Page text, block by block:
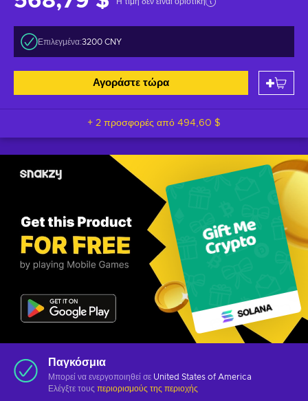
Επιλεγμένα:3200 CNY
Αγοράστε τώρα
+ 2 προσφορές από 494,60 $
Παγκόσμια
Μπορεί να ενεργοποιηθεί σε United States of America
Ελέγξτε τους περιορισμούς της περιοχής